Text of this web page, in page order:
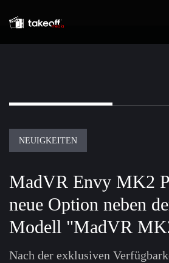
NEUIGKEITEN
MadVR Envy MK2
neue Option neben
Modell "MadVR
Nach der exklusiven